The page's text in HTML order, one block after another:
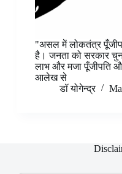
"असल में लोकतंत्र
है। जनता को सरकार
लाभ और मजा पूँजीपति
आलेख से
डॉ योगेन्द्र